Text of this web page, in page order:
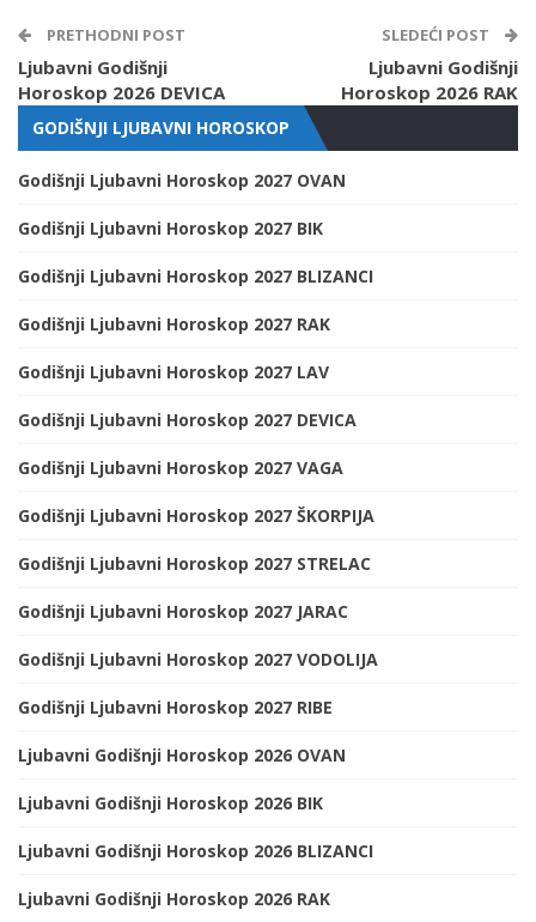
PRETHODNI POST
Ljubavni Godišnji
Horoskop 2026 DEVICA
SLEDEĆI POST
Ljubavni Godišnji
Horoskop 2026 RAK
GODIŠNJI LJUBAVNI HOROSKOP
Godišnji Ljubavni Horoskop 2027 OVAN
Godišnji Ljubavni Horoskop 2027 BIK
Godišnji Ljubavni Horoskop 2027 BLIZANCI
Godišnji Ljubavni Horoskop 2027 RAK
Godišnji Ljubavni Horoskop 2027 LAV
Godišnji Ljubavni Horoskop 2027 DEVICA
Godišnji Ljubavni Horoskop 2027 VAGA
Godišnji Ljubavni Horoskop 2027 ŠKORPIJA
Godišnji Ljubavni Horoskop 2027 STRELAC
Godišnji Ljubavni Horoskop 2027 JARAC
Godišnji Ljubavni Horoskop 2027 VODOLIJA
Godišnji Ljubavni Horoskop 2027 RIBE
Ljubavni Godišnji Horoskop 2026 OVAN
Ljubavni Godišnji Horoskop 2026 BIK
Ljubavni Godišnji Horoskop 2026 BLIZANCI
Ljubavni Godišnji Horoskop 2026 RAK